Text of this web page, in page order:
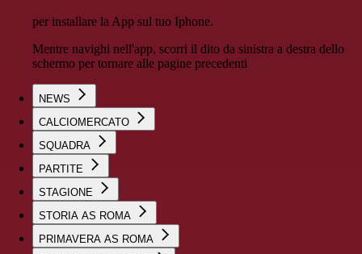
per installare la App sul tuo Iphone.
Mentre navighi nell'app, scorri il dito da sinistra a destra dello
schermo per tornare alle pagine precedenti
NEWS
CALCIOMERCATO
SQUADRA
PARTITE
STAGIONE
STORIA AS ROMA
PRIMAVERA AS ROMA